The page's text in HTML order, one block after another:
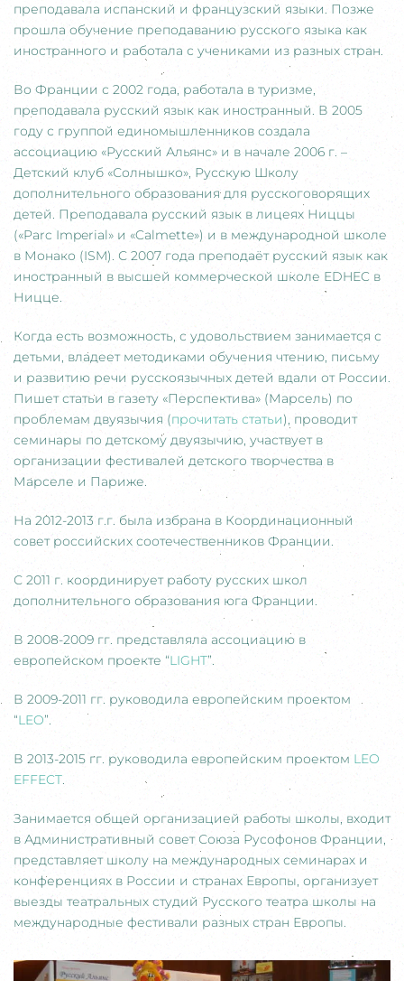
преподавала испанский и французский языки. Позже
прошла обучение преподаванию русского языка как
иностранного и работала с учениками из разных стран.
Во Франции с 2002 года, работала в туризме,
преподавала русский язык как иностранный. В 2005
году с группой единомышленников создала
ассоциацию «Русский Альянс» и в начале 2006 г. –
Детский клуб «Солнышко», Русскую Школу
дополнительного образования для русскоговорящих
детей. Преподавала русский язык в лицеях Ниццы
(«Parc Imperial» и «Calmette») и в международной школе
в Монако (ISM). С 2007 года преподаёт русский язык как
иностранный в высшей коммерческой школе EDHEC в
Ницце.
Когда есть возможность, с удовольствием занимается с
детьми, владеет методиками обучения чтению, письму
и развитию речи русскоязычных детей вдали от России.
Пишет статьи в газету «Перспектива» (Марсель) по
проблемам двуязычия (прочитать статьи), проводит
семинары по детскому двуязычию, участвует в
организации фестивалей детского творчества в
Марселе и Париже.
На 2012-2013 г.г. была избрана в Координационный
совет российских соотечественников Франции.
С 2011 г. координирует работу русских школ
дополнительного образования юга Франции.
В 2008-2009 гг. представляла ассоциацию в
европейском проекте “LIGHT”.
В 2009-2011 гг. руководила европейским проектом
“LEO”.
В 2013-2015 гг. руководила европейским проектом LEO
EFFECT.
Занимается общей организацией работы школы, входит
в Административный совет Союза Русофонов Франции,
представляет школу на международных семинарах и
конференциях в России и странах Европы, организует
выезды театральных студий Русского театра школы на
международные фестивали разных стран Европы.